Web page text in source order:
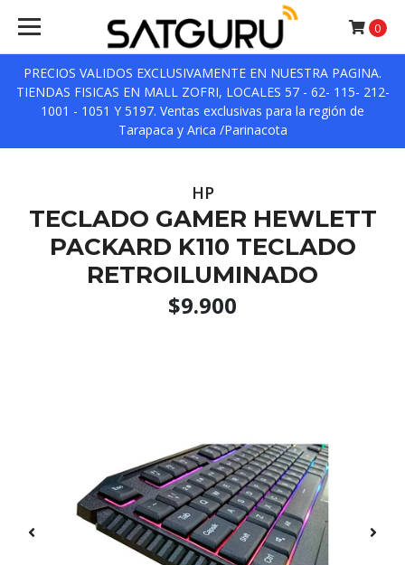
PRECIOS VALIDOS EXCLUSIVAMENTE EN NUESTRA PAGINA.
TIENDAS FISICAS EN MALL ZOFRI, LOCALES 57 - 62- 115- 212-
1001 - 1051 Y 5197. Ventas exclusivas para la región de
Tarapaca y Arica /Parinacota
0
HP
TECLADO GAMER HEWLETT
PACKARD K110 TECLADO
RETROILUMINADO
$9.900